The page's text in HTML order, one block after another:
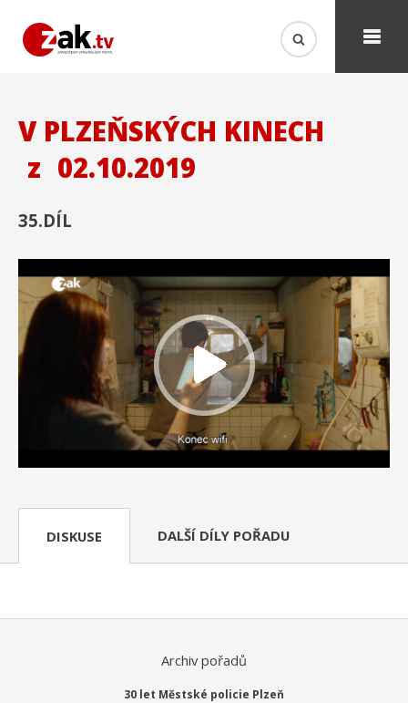
V PLZEŇSKÝCH KINECH
z 02.10.2019
35.DÍL
DISKUSE DALŠÍ DÍLY POŘADU
Archiv pořadů
30 let Městské policie Plzeň